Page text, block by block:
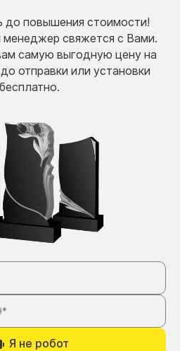
до повышения стоимости!
менеджер свяжется с Вами.
самую выгодную цену на
отправки или установки
бесплатно.
Я не робот